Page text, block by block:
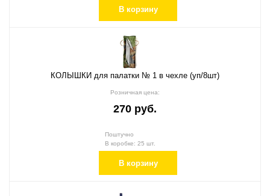
В корзину
КОЛЫШКИ для палатки № 1 в чехле (уп/8шт)
Розничная цена:
270 руб.
Поштучно
В коробке: 25 шт.
В корзину